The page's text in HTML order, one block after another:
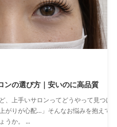
ンの選び方｜安いのに高品質
、上手いサロンってどうやって見つけ
がりが心配…」そんなお悩みを抱えて
うか。 ...